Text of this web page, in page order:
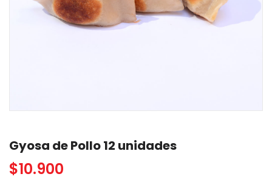
Gyosa de Pollo 12 unidades
$10.900